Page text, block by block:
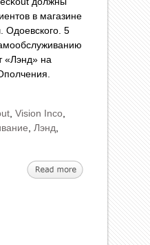
в магазине
Одоевского. 5
«Лэнд» на
Vision Inco
Лэнд